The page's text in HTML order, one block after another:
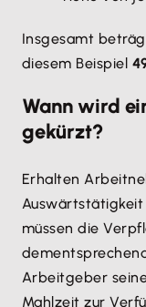
Insgesamt
diesem Beispiel
Wann wird
gekürzt?
Erhalten
Auswärtstätigkeit
müssen die
Arbeitgeber
Mahlzeit zur